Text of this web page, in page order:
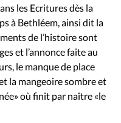
les Ecritures dès la
à Bethléem, ainsi dit la
de l’histoire sont
et l’annonce faite au
le manque de place
la mangeoire sombre et
où finit par naître «le